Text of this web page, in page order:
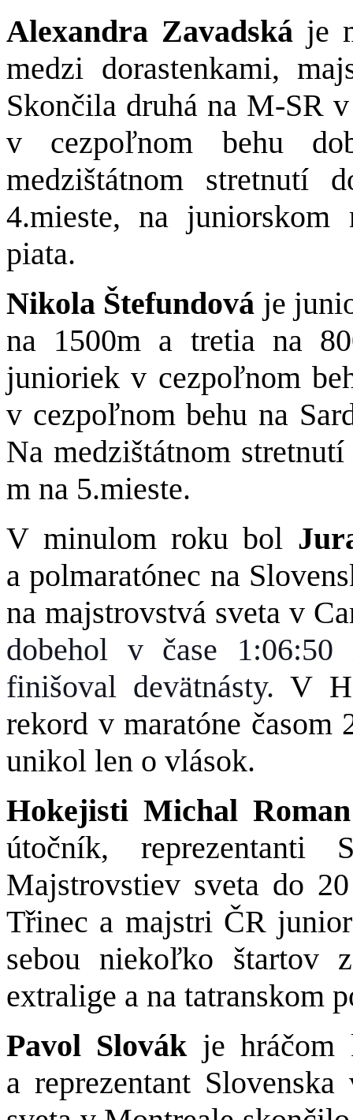
Alexandra Zavadská je
medzi dorastenkami,
Skončila druhá na M-SR
v cezpoľnom behu
medzištátnom stretnutí
4.mieste, na juniorskom
piata.
Nikola Štefundová je
na 1500m a tretia na
junioriek v cezpoľnom
v cezpoľnom behu na
Na medzištátnom
m na 5.mieste.
V minulom roku bol
a polmaratónec na
na majstrovstvá sveta v
dobehol v čase
finišoval devätnásty. V
rekord v maratóne
unikol len o vlások.
Hokejisti Michal
útočník,
Majstrovstiev sveta do
Třinec a majstri ČR
sebou niekoľko štartov
extralige a na tatranskom
Pavol Slovák je
a reprezentant